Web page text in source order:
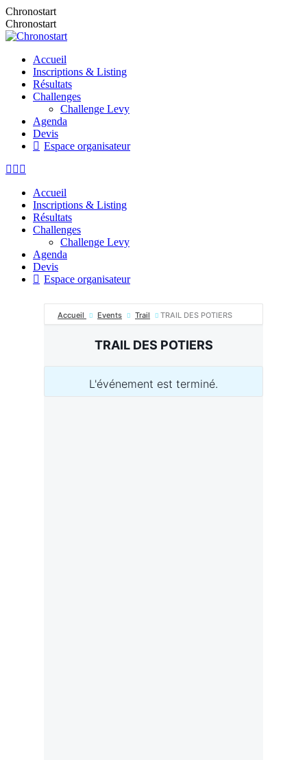
Aller
au
contenu
Chronostart
Chronostart
Accueil
Inscriptions & Listing
Résultats
Challenges
Challenge Levy
Agenda
Devis
Espace organisateur
La
Facebook
s'ouvre
dans
une
fenêtre
La
Instagram
s'ouvre
dans
une
nouvelle
fenêtre
E-
mail
s'ouvre
dans
nouvelle
fenêtre
Accueil
Inscriptions & Listing
Résultats
Challenges
Challenge Levy
Agenda
Devis
Espace organisateur
Accueil Events Trail TRAIL DES POTIERS
TRAIL DES POTIERS
L'événement est terminé.